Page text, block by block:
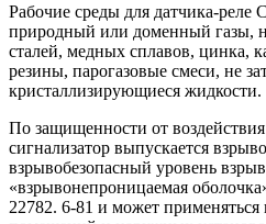
Рабочие среды для датчика-
природный или доменный газы,
сталей, медных сплавов, цинка,
резины, парогазовые смеси, не
кристаллизирующиеся жидкости.
По защищенности от
сигнализатор выпускается
взрывобезопасный уровень
«взрывонепроницаемая
22782. 6-81 и может